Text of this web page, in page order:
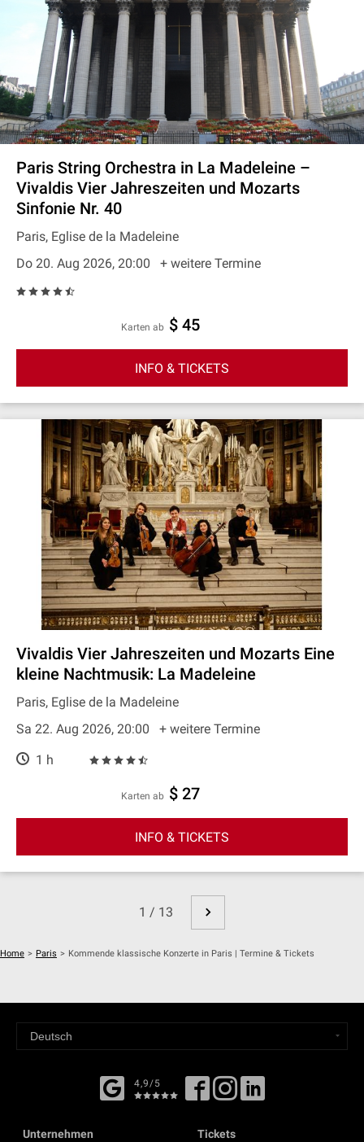
Paris String Orchestra in La Madeleine –
Vivaldis Vier Jahreszeiten und Mozarts
Sinfonie Nr. 40
Paris, Eglise de la Madeleine
Do 20. Aug 2026, 20:00
+ weitere Termine
Karten ab $ 45
INFO & TICKETS
Vivaldis Vier Jahreszeiten und Mozarts Eine
kleine Nachtmusik: La Madeleine
Paris, Eglise de la Madeleine
Sa 22. Aug 2026, 20:00
+ weitere Termine
1 h
Karten ab $ 27
INFO & TICKETS
1 / 13
Home > Paris > Kommende klassische Konzerte in Paris | Termine & Tickets
4,9/5
Unternehmen Tickets